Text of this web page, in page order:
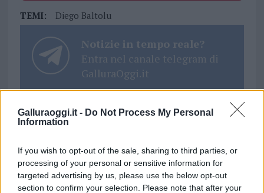
Galluraoggi.it - Do Not Process My Personal
Information
If you wish to opt-out of the sale, sharing to third parties, or
processing of your personal or sensitive information for
targeted advertising by us, please use the below opt-out
section to confirm your selection. Please note that after your
TEMI: Diego Baltolu
Notizie in tempo reale?
Entra nel canale telegram di
GalluraOggi.it
i tuoi video e le tue foto
Su WhatsApp al numero +39
345 356 7512